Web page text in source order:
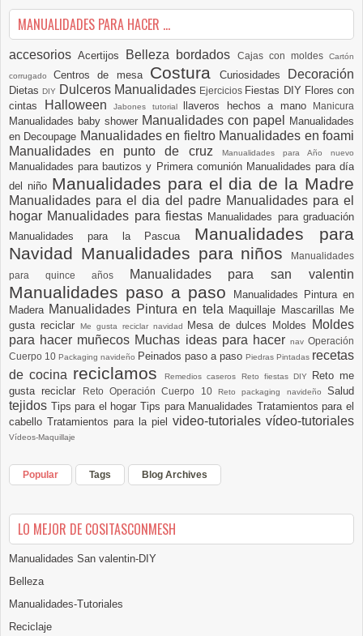
MANUALIDADES PARA HACER ...
accesoriosAcertijos Belleza bordados Cajas con moldesCartón
corrugadoCentros de mesa Costura Curiosidades Decoración
DietasDIY Dulceros Manualidades Ejercicios Fiestas DIY Flores con
cintas
Halloween Jabones tutorial llaveros hechos a mano Manicura
Manualidades baby shower Manualidades con papel
Manualidades
en Decoupage Manualidades en fieltro Manualidades en foami
Manualidades en punto de cruz
Manualidades para Año nuevo
Manualidades para bautizos y Primera comunión Manualidades para día
del niño Manualidades para el dia de la Madre
Manualidades para el dia del padre Manualidades para el
hogar Manualidades para fiestas Manualidades para graduación
Manualidades para la Pascua Manualidades para
Navidad Manualidades para niños
Manualidades
para quince años
Manualidades para san valentin
Manualidades paso a paso
Manualidades Pintura en
Madera Manualidades Pintura en tela Maquillaje Mascarillas Me
gusta reciclar
Me gusta reciclar navidad Mesa de dulces Moldes
Moldes
para hacer muñecos Muchas ideas para hacer nav Operación
Cuerpo 10 Packaging navideño Peinados paso a paso Piedras Pintadas recetas
de cocina reciclamosRemedios caseros Reto fiestas DIY Reto me
gusta reciclar
Reto Operación Cuerpo 10Reto packaging navideñoSalud
tejidos Tips para el hogarTips para Manualidades Tratamientos para el
cabello Tratamientos para la piel video-tutoriales vídeo-tutoriales
Vídeos-Maquillaje
Popular Tags Blog Archives
LO MEJOR DE COSITASCONMESH
Manualidades San valentin-DIY
Belleza
Manualidades-Tutoriales
Reciclaje